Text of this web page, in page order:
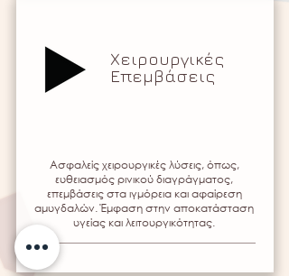
Χειρουργικές
Επεμβάσεις
Ασφαλείς χειρουργικές λύσεις, όπως,
ευθειασμός ρινικού διαγράγματος,
επεμβάσεις στα ιγμόρεια και αφαίρεση
αμυγδαλών. Έμφαση στην αποκατάσταση
υγείας και λειτουργικότητας.